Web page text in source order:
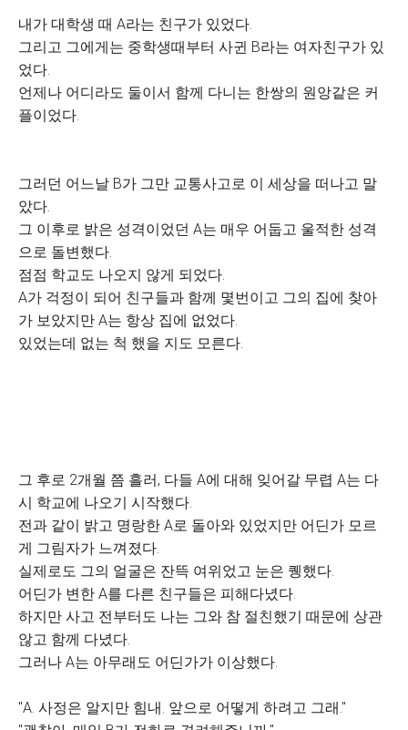
내가 대학생 때 A라는 친구가 있었다.
그리고 그에게는 중학생때부터 사귄 B라는 여자친구가 있
었다.
언제나 어디라도 둘이서 함께 다니는 한쌍의 원앙같은 커
플이었다.
그러던 어느날 B가 그만 교통사고로 이 세상을 떠나고 말
았다.
그 이후로 밝은 성격이었던 A는 매우 어둡고 울적한 성격
으로 돌변했다.
점점 학교도 나오지 않게 되었다.
A가 걱정이 되어 친구들과 함께 몇번이고 그의 집에 찾아
가 보았지만 A는 항상 집에 없었다.
있었는데 없는 척 했을 지도 모른다.
그 후로 2개월 쯤 흘러, 다들 A에 대해 잊어갈 무렵 A는 다
시 학교에 나오기 시작했다.
전과 같이 밝고 명랑한 A로 돌아와 있었지만 어딘가 모르
게 그림자가 느껴졌다.
실제로도 그의 얼굴은 잔뜩 여위었고 눈은 퀭했다.
어딘가 변한 A를 다른 친구들은 피해다녔다.
하지만 사고 전부터도 나는 그와 참 절친했기 때문에 상관
않고 함께 다녔다.
그러나 A는 아무래도 어딘가가 이상했다.
"A. 사정은 알지만 힘내. 앞으로 어떻게 하려고 그래."